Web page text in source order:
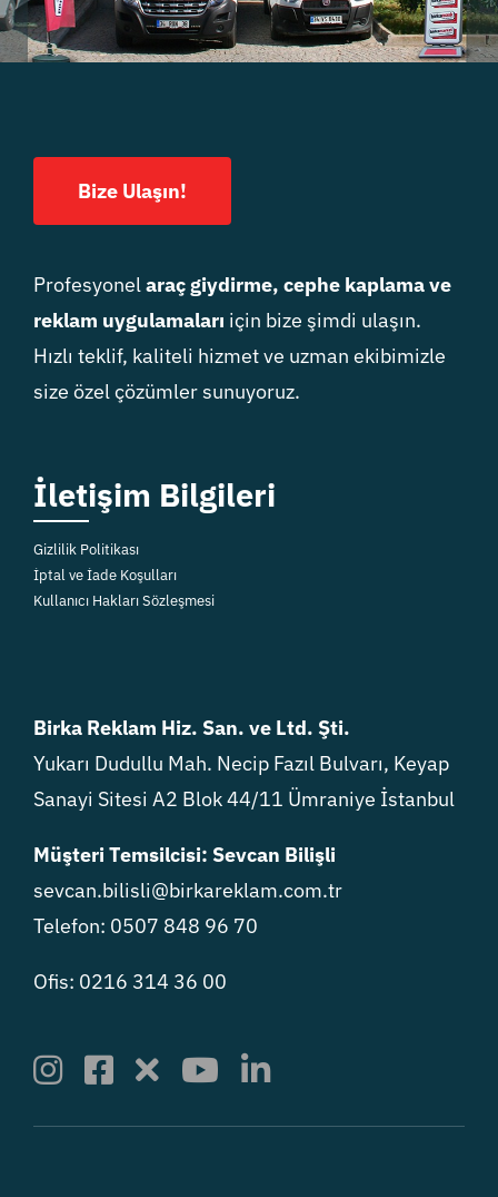
Bize Ulaşın!
Profesyonelaraç giydirme, cephe kaplama ve
reklam uygulamaları için bize şimdi ulaşın.
Hızlı teklif, kaliteli hizmet ve uzman ekibimizle
size özel çözümler sunuyoruz.
İletişim Bilgileri
Gizlilik Politikası
İptal ve İade Koşulları
Kullanıcı Hakları Sözleşmesi
Birka Reklam Hiz. San. ve Ltd. Şti.
Yukarı Dudullu Mah. Necip Fazıl Bulvarı, Keyap
Sanayi Sitesi A2 Blok 44/11 Ümraniye İstanbul
Müşteri Temsilcisi: Sevcan Bilişli
sevcan.bilisli@birkareklam.com.tr
Telefon: 0507 848 96 70
Ofis: 0216 314 36 00